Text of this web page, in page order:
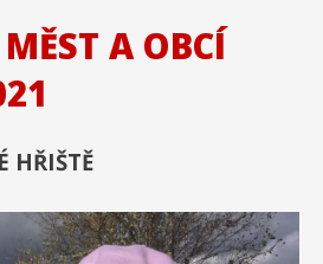
A OBCÍ
HŘIŠTĚ